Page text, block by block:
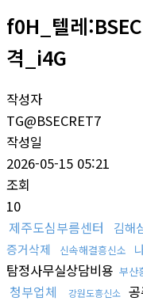
f0H_텔레
격_i4G
작성자
TG@BSECRET7
작성일
2026-05-15 05:21
조회
10
제주도심부름센터
김해
증거삭제
신속해결흥신소
탐정사무실상담비용 부산
청부업체 강원도흥신소